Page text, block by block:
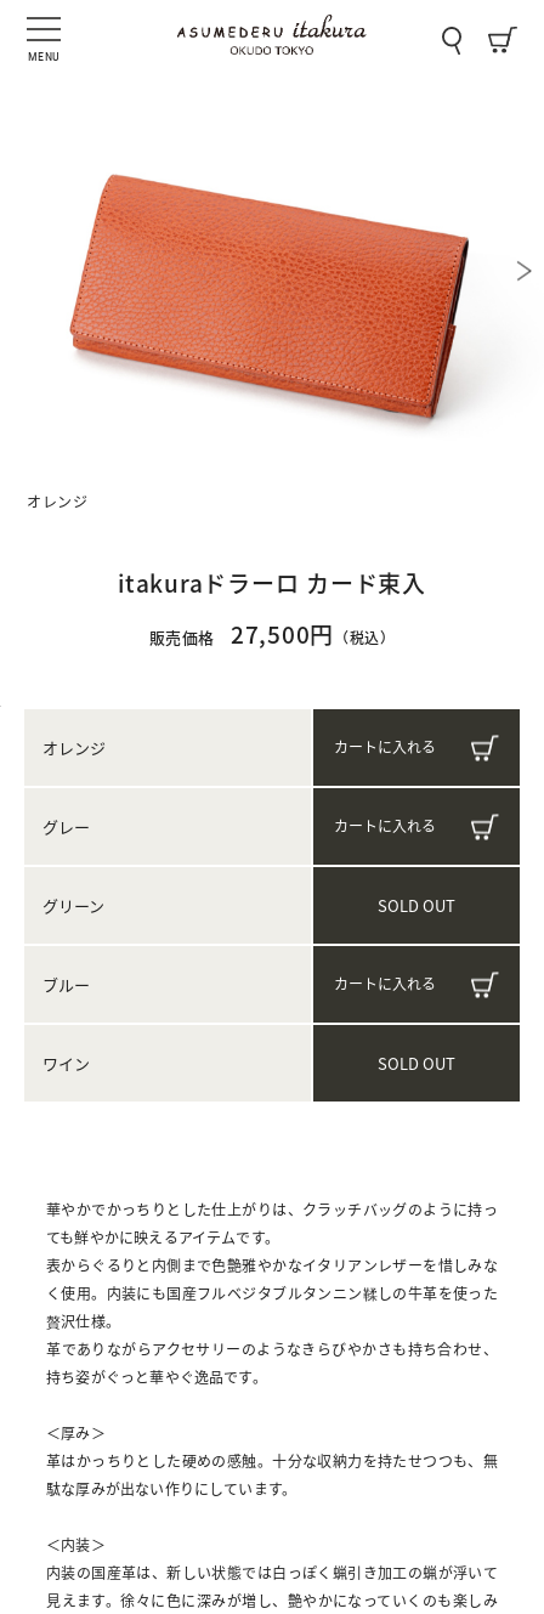
MENU
オレンジ
itakuraドラーロ カード束入
販売価格 27,500円 （税込）
オレンジ
グレー
グリーン SOLD OUT
ブルー
ワイン SOLD OUT
華やかでかっちりとした仕上がりは、クラッチバッグのように持っ
ても鮮やかに映えるアイテムです。
表からぐるりと内側まで色艶雅やかなイタリアンレザーを惜しみな
く使用。内装にも国産フルベジタブルタンニン鞣しの牛革を使った
贅沢仕様。
革でありながらアクセサリーのようなきらびやかさも持ち合わせ、
持ち姿がぐっと華やぐ逸品です。
＜厚み＞
革はかっちりとした硬めの感触。十分な収納力を持たせつつも、無
駄な厚みが出ない作りにしています。
＜内装＞
内装の国産革は、新しい状態では白っぽく蝋引き加工の蝋が浮いて
見えます。徐々に色に深みが増し、艶やかになっていくのも楽しみ